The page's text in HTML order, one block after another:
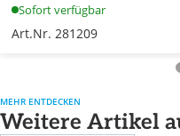
Sofort verfügbar
Art.Nr. 281209
MEHR ENTDECKEN
Weitere Artikel